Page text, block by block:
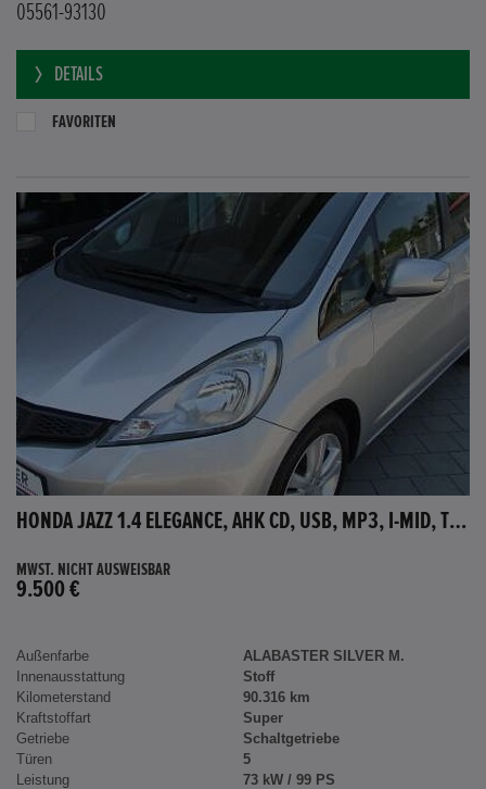
05561-93130
DETAILS
FAVORITEN
HONDA JAZZ 1.4 ELEGANCE, AHK CD, USB, MP3, I-MID, TEMPOMAT, AUX-IN
MWST. NICHT AUSWEISBAR
9.500 €
Außenfarbe
ALABASTER SILVER M.
Innenausstattung
Stoff
Kilometerstand
90.316 km
Kraftstoffart
Super
Getriebe
Schaltgetriebe
Türen
5
Leistung
73 kW / 99 PS